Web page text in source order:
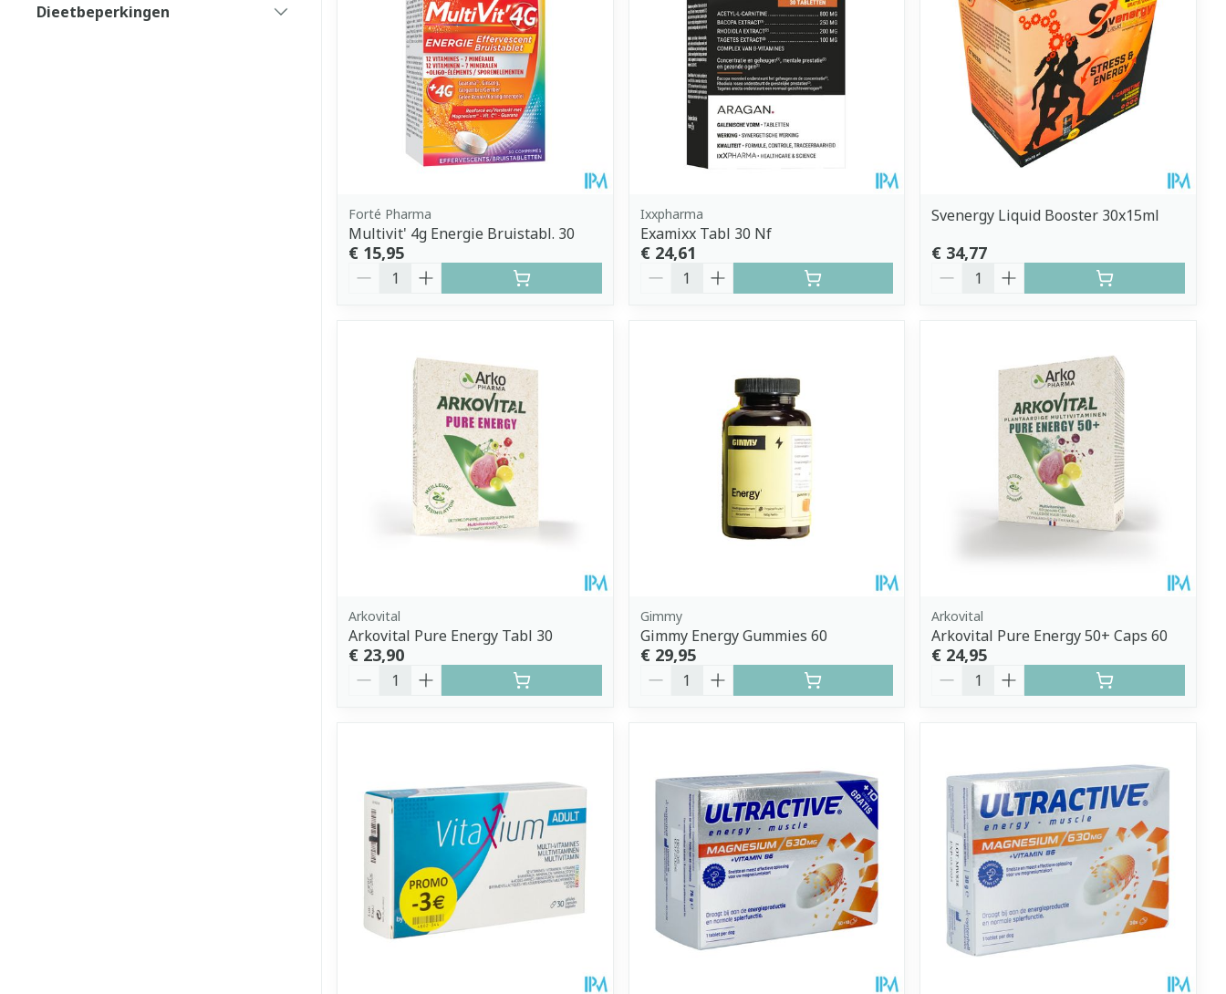
Dieetbeperkingen
Forté Pharma
Multivit' 4g Energie Bruistabl. 30
€ 15,95
Aantal
Ixxpharma
Examixx Tabl 30 Nf
€ 24,61
Aantal
Svenergy Liquid Booster 30x15ml
€ 34,77
Aantal
Arkovital
Arkovital Pure Energy Tabl 30
€ 23,90
Aantal
Gimmy
Gimmy Energy Gummies 60
€ 29,95
Aantal
Arkovital
Arkovital Pure Energy 50+ Caps 60
€ 24,95
Aantal